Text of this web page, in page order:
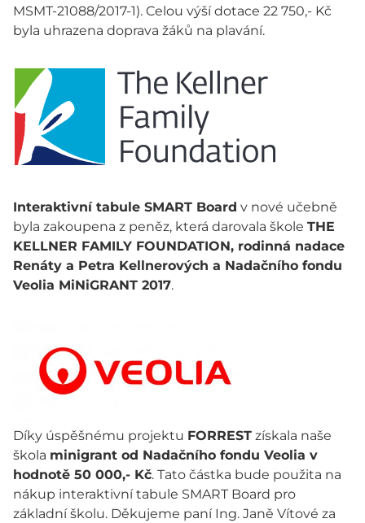
MSMT-21088/2017-1). Celou výší dotace 22 750,- Kč
byla uhrazena doprava žáků na plavání.
Interaktivní tabule SMART Board v nové učebně
byla zakoupena z peněz, která darovala škole THE
KELLNER FAMILY FOUNDATION, rodinná nadace
Renáty a Petra Kellnerových a Nadačního fondu
Veolia MiNiGRANT 2017.
Díky úspěšnému projektu FORREST získala naše
škola minigrant od Nadačního fondu Veolia v
hodnotě 50 000,- Kč. Tato částka bude použita na
nákup interaktivní tabule SMART Board pro
základní školu. Děkujeme paní Ing. Janě Vítové za